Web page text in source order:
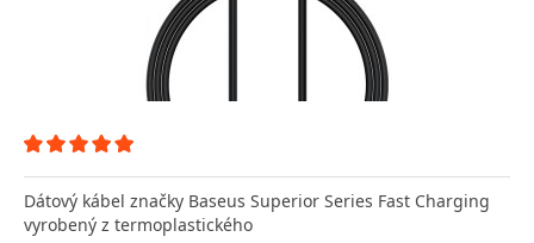
Dátový kábel značky Baseus Superior Series Fast Charging
vyrobený z termoplastického